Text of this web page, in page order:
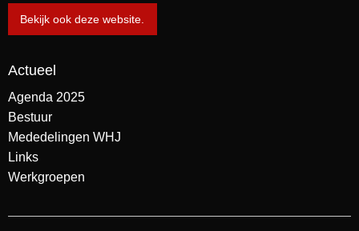
Bekijk ook deze website.
Actueel
Agenda 2025
Bestuur
Mededelingen WHJ
Links
Werkgroepen